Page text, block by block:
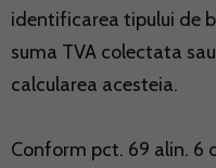
identificarea tipului de
suma TVA colectata
calcularea acesteia.
Conform pct. 69 alin. 6